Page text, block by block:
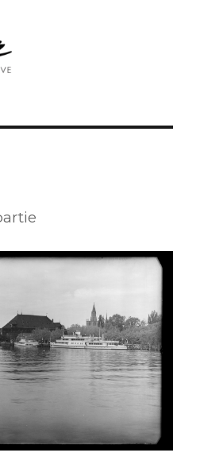
ARCHIVE